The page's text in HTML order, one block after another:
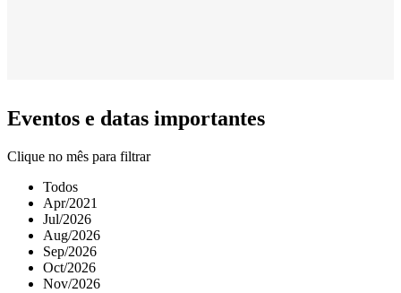
Eventos e datas importantes
Clique no mês para filtrar
Todos
Apr/2021
Jul/2026
Aug/2026
Sep/2026
Oct/2026
Nov/2026